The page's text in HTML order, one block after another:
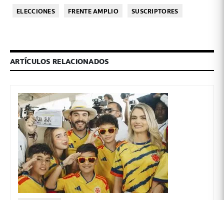
ELECCIONES FRENTE AMPLIO SUSCRIPTORES
ARTÍCULOS RELACIONADOS